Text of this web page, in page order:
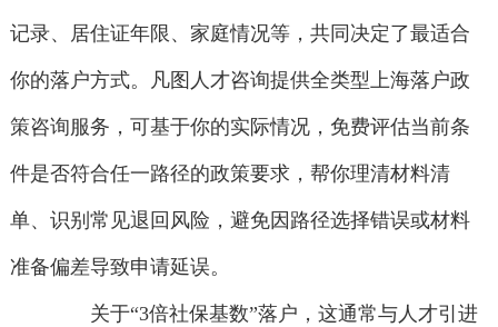
记录、居住证年限、家庭情况等，共同决定了最适合
你的落户方式。凡图人才咨询提供全类型上海落户政
策咨询服务，可基于你的实际情况，免费评估当前条
件是否符合任一路径的政策要求，帮你理清材料清
单、识别常见退回风险，避免因路径选择错误或材料
准备偏差导致申请延误。
关于“3倍社保基数”落户，这通常与人才引进